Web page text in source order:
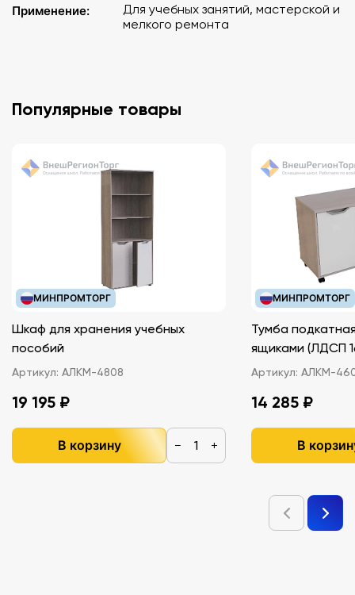
Применение:
Для учебных занятий, мастерской и
мелкого ремонта
Популярные товары
МИНПРОМТОРГ
Шкаф для хранения учебных
пособий
Артикул: АЛКМ-4808
19 195 ₽
В корзину − +
МИНПРОМТОРГ
Тумба
ящиками
Артикул: АЛКМ-
14 285 ₽
В